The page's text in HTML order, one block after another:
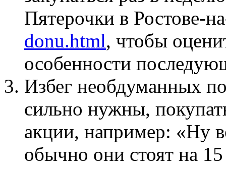
Пятерочки в Ростове-
donu.html, чтобы
особенности
Избег необдуманных
сильно нужны,
акции, например: «Ну
обычно они стоят на